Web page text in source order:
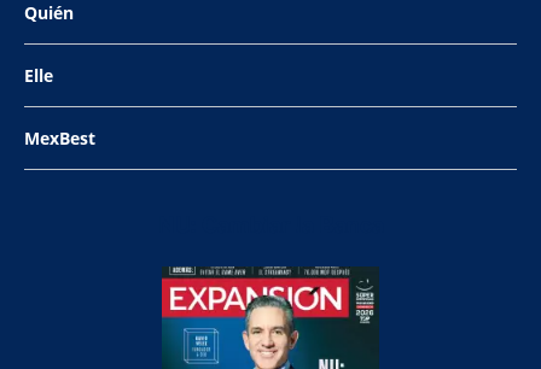
Quién
Elle
MexBest